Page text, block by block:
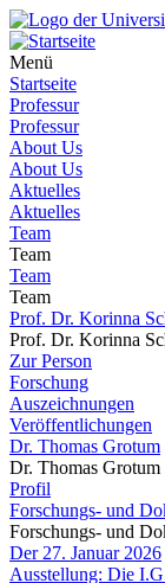
Menü
Startseite
Professur
Professur
About Us
About Us
Aktuelles
Aktuelles
Team
Team
Team
Team
Prof. Dr. Korinna
Prof. Dr. Korinna
Zur Person
Forschung
Auszeichnungen
Veröffentlichungen
Dr. Thomas Grotum
Dr. Thomas Grotum
Profil
Forschungs- und
Forschungs- und
Der 27. Januar 2026
Ausstellung: Die